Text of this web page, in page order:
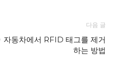
다음 글
자동차에서 RFID 태그를 제거
하는 방법